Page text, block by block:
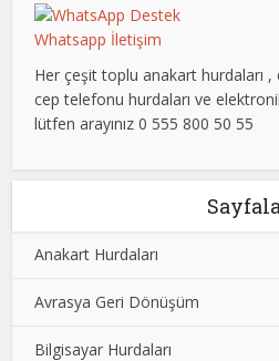
Whatsapp İletişim
Her çeşit toplu anakart hurdaları
cep telefonu hurdaları ve elektronik
lütfen arayınız 0 555 800 50 55
Anakart Hurdaları
Avrasya Geri Dönüşüm
Bilgisayar Hurdaları